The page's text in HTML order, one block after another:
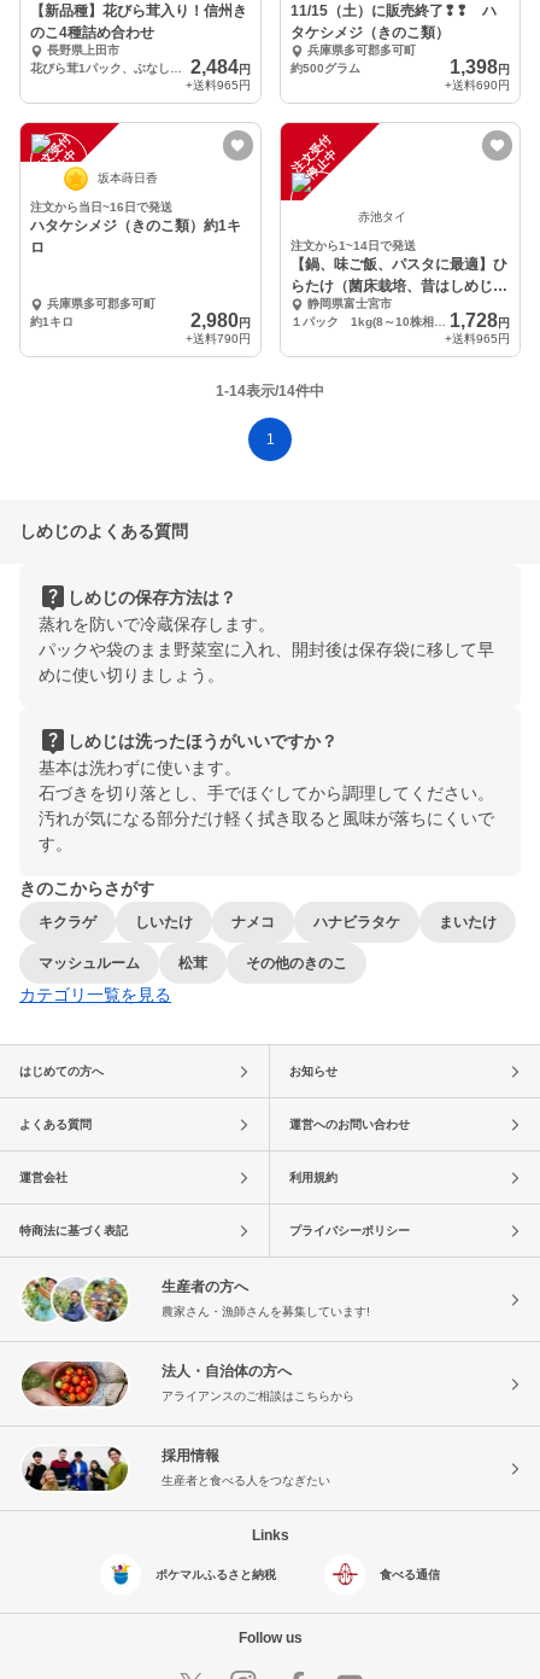
【新品種】花びら茸入り！信州き
のこ4種詰め合わせ
長野県上田市
2,484円
+送料965円
11/15（土）に販売終了❢❢ ハ
タケシメジ（きのこ類）
兵庫県多可郡多可町
約500グラム
1,398円
+送料690円
注
文
受
付
停
止
中 坂本蒔日香
注文から当日~16日で発送
ハタケシメジ（きのこ類）約1キ
ロ
兵庫県多可郡多可町
約1キロ
2,980円
+送料790円
注
文
受
付
停
止
中
赤池タイ
注文から1~14日で発送
【鍋、味ご飯、パスタに最適】ひ
らたけ（菌床栽培、昔はしめじと
呼ばれてました）
静岡県富士宮市
1,728円
+送料965円
1-14表示/14件中
1
しめじのよくある質問
live_help しめじの保存方法は？
蒸れを防いで冷蔵保存します。
パックや袋のまま野菜室に入れ、開封後は保存袋に移して早
めに使い切りましょう。
live_help しめじは洗ったほうがいいですか？
基本は洗わずに使います。
石づきを切り落とし、手でほぐしてから調理してください。
汚れが気になる部分だけ軽く拭き取ると風味が落ちにくいで
す。
きのこからさがす
キクラゲ しいたけ ナメコ ハナビラタケ まいたけ
マッシュルーム 松茸 その他のきのこ
カテゴリ一覧を見る
はじめての方へ お知らせ
よくある質問 運営へのお問い合わせ
運営会社 利用規約
特商法に基づく表記 プライバシーポリシー
生産者の方へ
農家さん・漁師さんを募集しています!
法人・自治体の方へ
アライアンスのご相談はこちらから
採用情報
生産者と食べる人をつなぎたい
Links
ポケマルふるさと納税 食べる通信
Follow us